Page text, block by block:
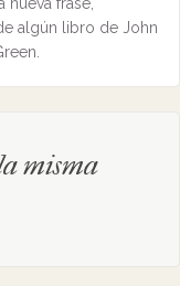
algún libro de John
misma